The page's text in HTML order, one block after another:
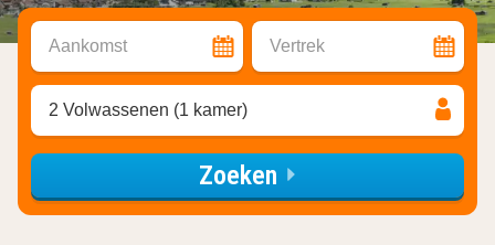
Aankomst Vertrek
2 Volwassenen (1 kamer)
Zoeken